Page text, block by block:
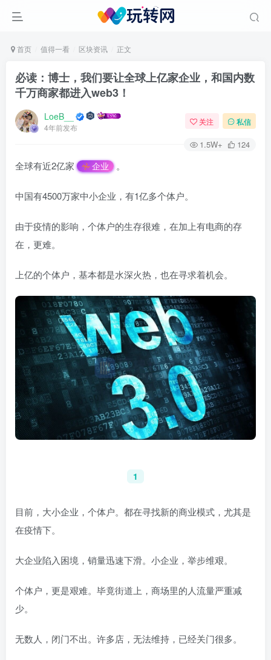
首页 值得一看 区块资讯 正文
必读：博士，我们要让全球上亿家企业，和国内数
千万商家都进入web3！
LoeB__
4年前发布
关注 私信
1.5W+ 124
全球有近2亿家 企业 。
中国有4500万家中小企业，有1亿多个体户。
由于疫情的影响，个体户的生存很难，在加上有电商的存
在，更难。
上亿的个体户，基本都是水深火热，也在寻求着机会。
1
目前，大小企业，个体户。都在寻找新的商业模式，尤其是
在疫情下。
大企业陷入困境，销量迅速下滑。小企业，举步维艰。
个体户，更是艰难。毕竟街道上，商场里的人流量严重减
少。
无数人，闭门不出。许多店，无法维持，已经关门很多。